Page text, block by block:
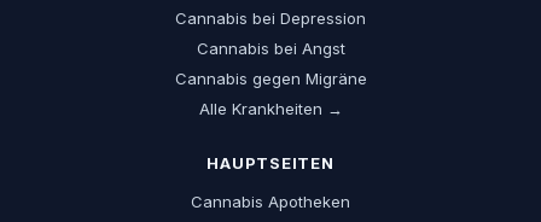
Cannabis bei Depression
Cannabis bei Angst
Cannabis gegen Migräne
Alle Krankheiten →
HAUPTSEITEN
Cannabis Apotheken